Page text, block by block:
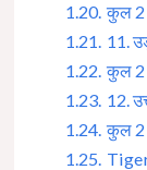
1.20. कुल 2
1.21. 11.
1.22. कुल 2
1.23. 12.
1.24. कुल 2
1.25.